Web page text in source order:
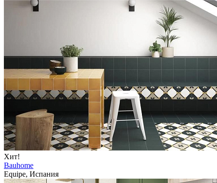
Хит!
Bauhome
Equipe, Испания